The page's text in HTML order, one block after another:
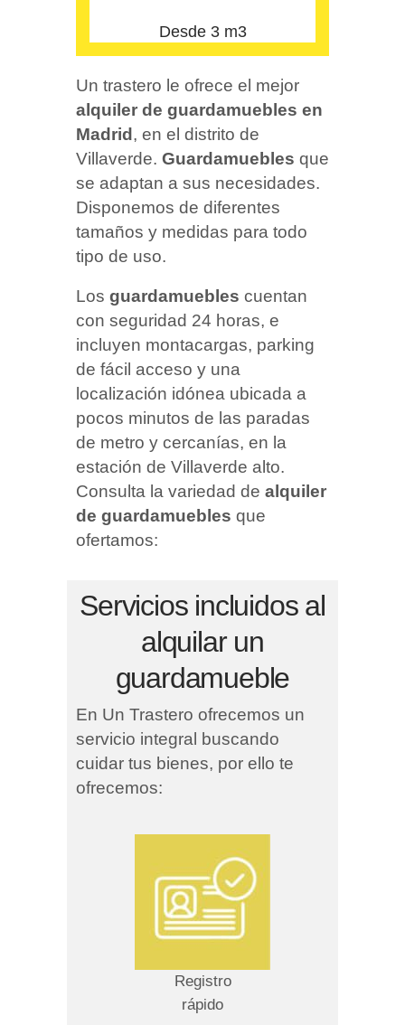
Desde 3 m3
Un trastero le ofrece el mejor
alquiler de guardamuebles en
Madrid, en el distrito de
Villaverde. Guardamuebles que
se adaptan a sus necesidades.
Disponemos de diferentes
tamaños y medidas para todo
tipo de uso.
Los guardamuebles cuentan
con seguridad 24 horas, e
incluyen montacargas, parking
de fácil acceso y una
localización idónea ubicada a
pocos minutos de las paradas
de metro y cercanías, en la
estación de Villaverde alto.
Consulta la variedad de alquiler
de guardamuebles que
ofertamos:
Servicios incluidos al
alquilar un
guardamueble
En Un Trastero ofrecemos un
servicio integral buscando
cuidar tus bienes, por ello te
ofrecemos:
Registro
rápido